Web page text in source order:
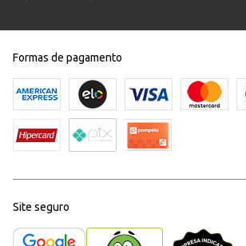
Formas de pagamento
Site seguro